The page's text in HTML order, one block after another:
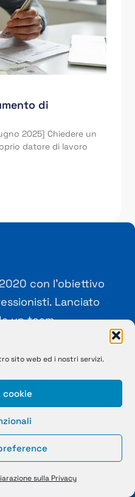
sito web ed i nostri servizi.
cookie
sulla Privacy
di
2025] Chiedere un
datore di lavoro
con l’obiettivo
Lanciato
un team
Innovazione,
sfruttando
Learning e
anche l’idea di
l’interfaccia
opportunità